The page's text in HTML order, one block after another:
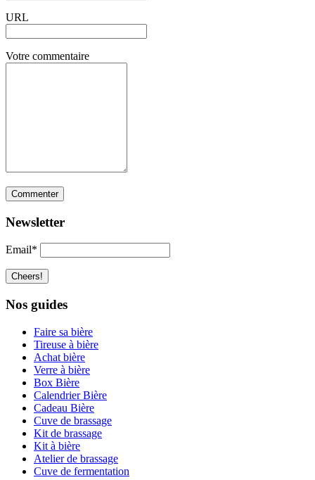
URL
Votre commentaire
Newsletter
Email*
Nos guides
Faire sa bière
Tireuse à bière
Achat bière
Verre à bière
Box Bière
Calendrier Bière
Cadeau Bière
Cuve de brassage
Kit de brassage
Kit à bière
Atelier de brassage
Cuve de fermentation